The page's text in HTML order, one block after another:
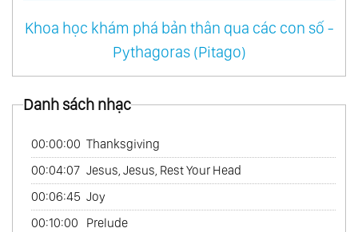
Khoa học khám phá bản thân qua các con số -
Pythagoras (Pitago)
Danh sách nhạc
00:00:00 Thanksgiving
00:04:07 Jesus, Jesus, Rest Your Head
00:06:45 Joy
00:10:00
Prelude